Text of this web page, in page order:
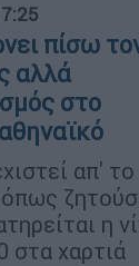
πίσω
αλλά
στο
απ' το
η
στα χαρτιά